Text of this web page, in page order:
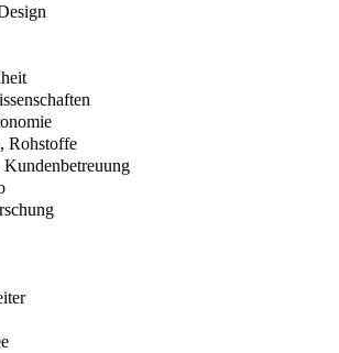
Rohstoffe